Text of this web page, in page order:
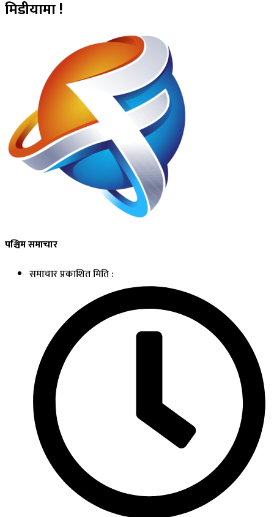
मिडीयामा !
पश्चिम समाचार
समाचार प्रकाशित मिति :